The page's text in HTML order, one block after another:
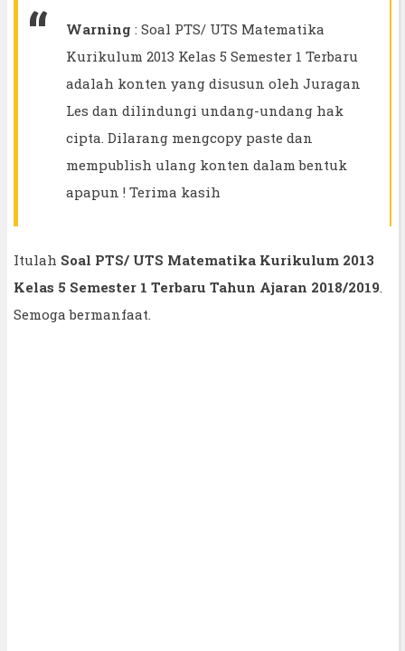
Warning : Soal PTS/ UTS Matematika
Kurikulum 2013 Kelas 5 Semester 1 Terbaru
adalah konten yang disusun oleh Juragan
Les dan dilindungi undang-undang hak
cipta. Dilarang mengcopy paste dan
mempublish ulang konten dalam bentuk
apapun ! Terima kasih
Itulah Soal PTS/ UTS Matematika Kurikulum 2013
Kelas 5 Semester 1 Terbaru Tahun Ajaran 2018/2019.
Semoga bermanfaat.